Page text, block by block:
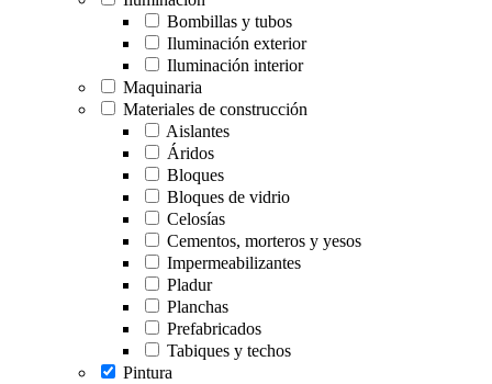
Bombillas y tubos
Iluminación exterior
Iluminación interior
Maquinaria
Materiales de construcción
Aislantes
Áridos
Bloques
Bloques de vidrio
Celosías
Cementos, morteros y yesos
Impermeabilizantes
Pladur
Planchas
Prefabricados
Tabiques y techos
Pintura